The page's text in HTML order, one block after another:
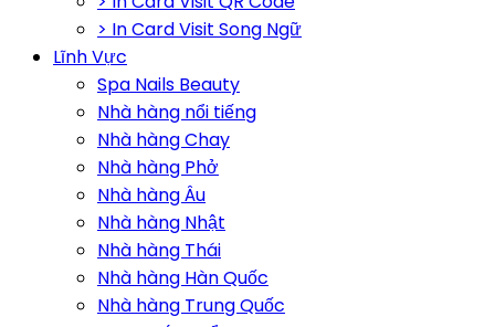
> In Card Visit Song Ngữ
Lĩnh Vực
Spa Nails Beauty
Nhà hàng nổi tiếng
Nhà hàng Chay
Nhà hàng Phở
Nhà hàng Âu
Nhà hàng Nhật
Nhà hàng Thái
Nhà hàng Hàn Quốc
Nhà hàng Trung Quốc